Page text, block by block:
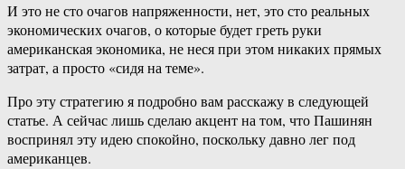
И это не сто очагов напряженности, нет, это сто реальных
экономических очагов, о которые будет греть руки
американская экономика, не неся при этом никаких прямых
затрат, а просто «сидя на теме».
Про эту стратегию я подробно вам расскажу в следующей
статье. А сейчас лишь сделаю акцент на том, что Пашинян
воспринял эту идею спокойно, поскольку давно лег под
американцев.